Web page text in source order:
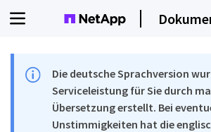
Die deutsche Sprachversion
Serviceleistung für Sie durch
Übersetzung erstellt. Bei
Unstimmigkeiten hat die